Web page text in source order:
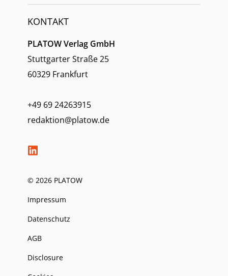
KONTAKT
PLATOW Verlag GmbH
Stuttgarter Straße 25
60329 Frankfurt
+49 69 24263915
redaktion@platow.de
© 2026 PLATOW
Impressum
Datenschutz
AGB
Disclosure